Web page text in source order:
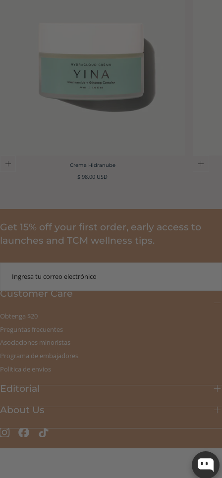
Crema Hidranube
Precio
$ 98.00 USD
Get 15% off your first order, early access to
launches and TCM wellness tips.
Customer Care
Obtenga $20
Preguntas frecuentes
Asociaciones minoristas
Programa de embajadores
Politica de envios
Editorial
About Us